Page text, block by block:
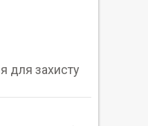
для захисту